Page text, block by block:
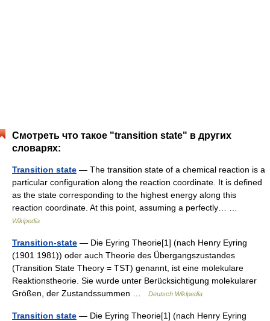
Смотреть что такое "transition state" в других
словарях:
Transition state — The transition state of a chemical reaction is a
particular configuration along the reaction coordinate. It is defined
as the state corresponding to the highest energy along this
reaction coordinate. At this point, assuming a perfectly… …
Wikipedia
Transition-state — Die Eyring Theorie[1] (nach Henry Eyring
(1901 1981)) oder auch Theorie des Übergangszustandes
(Transition State Theory = TST) genannt, ist eine molekulare
Reaktionstheorie. Sie wurde unter Berücksichtigung molekularer
Größen, der Zustandssummen …
Deutsch Wikipedia
Transition state — Die Eyring Theorie[1] (nach Henry Eyring